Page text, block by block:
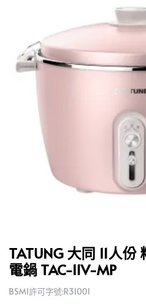
TATUNG 大同 11人
電鍋 TAC-11V-MP
BSMI許可字號:R31001